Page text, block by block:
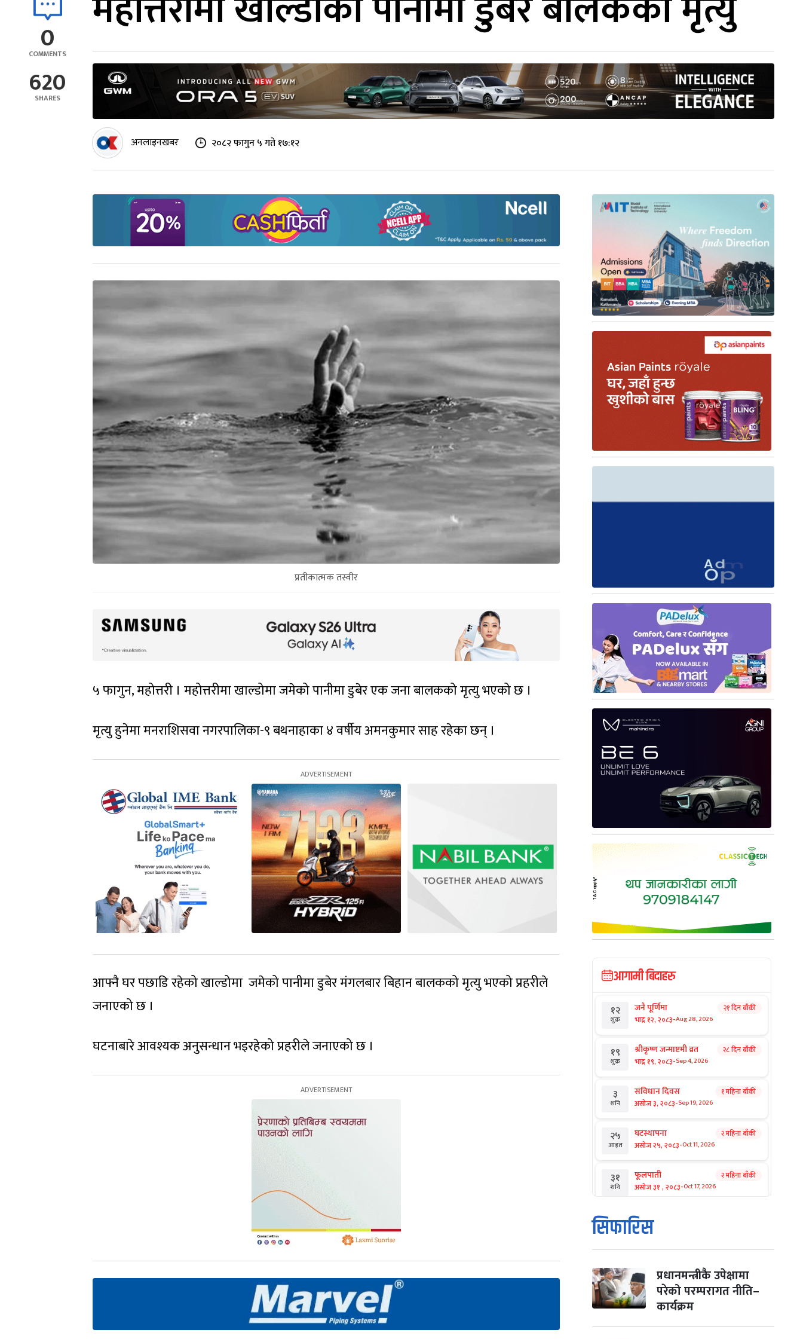
0
COMMENTS
620
SHARES
अनलाइनखबर २०८२ फागुन ५ गते १७:१२
प्रतीकात्मक तस्वीर
५ फागुन, महोत्तरी । महोत्तरीमा खाल्डोमा जमेको पानीमा डुबेर एक जना बालकको मृत्यु भएको छ ।
मृत्यु हुनेमा मनराशिसवा नगरपालिका-९ बथनाहाका ४ वर्षीय अमनकुमार साह रहेका छन् ।
आफ्नै घर पछाडि रहेको खाल्डोमा जमेको पानीमा डुबेर मंगलबार बिहान बालकको मृत्यु भएको प्रहरीले
जनाएको छ ।
घटनाबारे आवश्यक अनुसन्धान भइरहेको प्रहरीले जनाएको छ ।
आगामी बिदाहरु
१२
शुक्र
जनै पूर्णिमा
भाद्र १२, २०८३-Aug 28, 2026
२१ दिन बाँकी
१९
शुक्र
श्रीकृष्ण जन्माष्टमी व्रत
भाद्र १९, २०८३-Sep 4, 2026
२८ दिन बाँकी
३
शनि
संविधान दिवस
असोज ३, २०८३-Sep 19, 2026
१ महिना बाँकी
२५
आइत
घटस्थापना
असोज २५, २०८३-Oct 11, 2026
२ महिना बाँकी
३१
शनि
फूलपाती
असोज ३१ , २०८३-Oct 17, 2026
२ महिना बाँकी
१
आइत
कार्तिक सङ्क्रान्ति
कार्तिक १, २०८३
मंगल कार्तिक ३, २०८३-Oct 20, 2026
४ विजयादशमी
कार्तिक ४, २०८३-Oct 21, 2026
सिफारिस
प्रधानमन्त्रीकै उपेक्षामा
परेको परम्परागत नीति–
कार्यक्रम